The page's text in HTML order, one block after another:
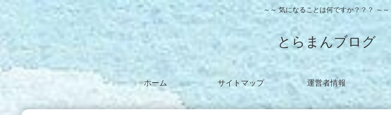
～～ 気になることは何ですか？？？ ～～
とらまんブログ
ホーム サイトマップ 運営者情報